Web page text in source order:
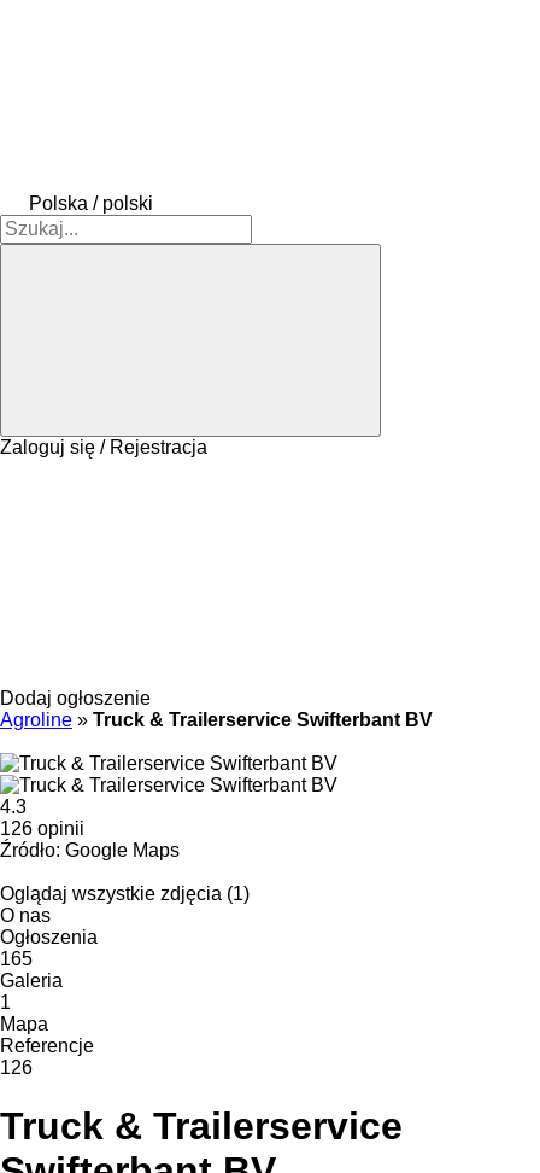
Polska / polski
Zaloguj się / Rejestracja
Dodaj ogłoszenie
Agroline » Truck & Trailerservice Swifterbant BV
4.3
126 opinii
Źródło: Google Maps
Oglądaj wszystkie zdjęcia (1)
O nas
Ogłoszenia
165
Galeria
1
Mapa
Referencje
126
Truck & Trailerservice